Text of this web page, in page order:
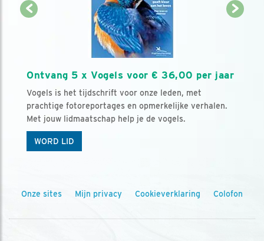
Ontvang 5 x Vogels voor € 36,00 per jaar
Vogels is het tijdschrift voor onze leden, met
prachtige fotoreportages en opmerkelijke verhalen.
Met jouw lidmaatschap help je de vogels.
WORD LID
Onze sites Mijn privacy Cookieverklaring Colofon